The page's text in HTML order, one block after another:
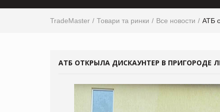
TradeMaster Товари та ринки Все новости АТБ
АТБ ОТКРЫЛА ДИСКАУНТЕР В ПРИГОРОДЕ